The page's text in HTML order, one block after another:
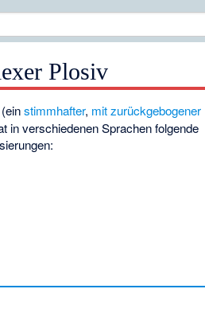
Plosiv
(einstimmhafter, mit zurückgebogener
in verschiedenen Sprachen folgende